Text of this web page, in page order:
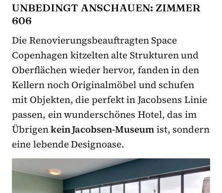
UNBEDINGT ANSCHAUEN: ZIMMER
606
Die Renovierungsbeauftragten Space
Copenhagen kitzelten alte Strukturen und
Oberflächen wieder hervor, fanden in den
Kellern noch Originalmöbel und schufen
mit Objekten, die perfekt in Jacobsens Linie
passen, ein wunderschönes Hotel, das im
Übrigenkein Jacobsen-Museumist, sondern
eine lebende Designoase.